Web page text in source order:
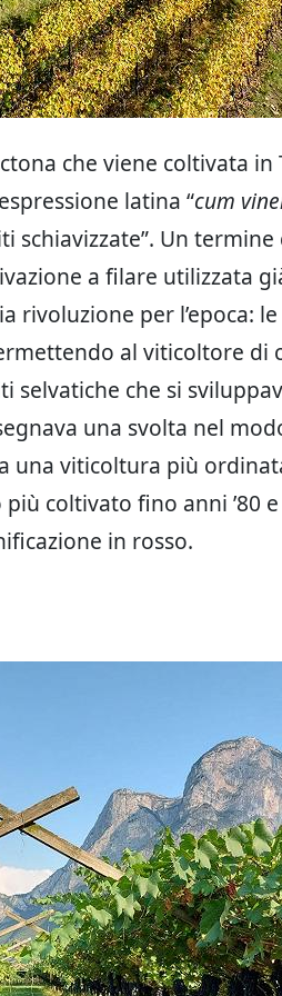
che viene coltivata
latina “cum
schiavizzate”. Un termine
a filare utilizzata
rivoluzione per l’epoca:
al viticoltore di
selvatiche che si
una svolta nel
una viticoltura più
coltivato fino anni ’80
in rosso.